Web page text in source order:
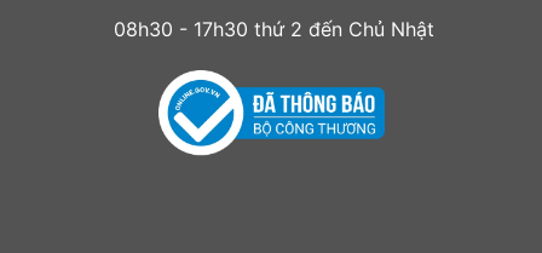
08h30 - 17h30 thứ 2 đến Chủ Nhật